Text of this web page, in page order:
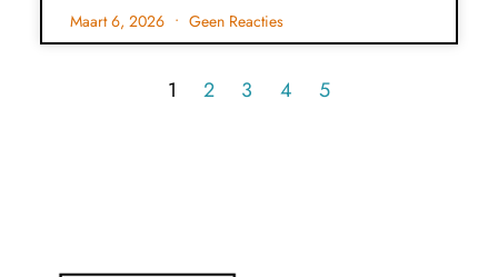
Maart 6, 2026 Geen Reacties
1 2 3 4 5